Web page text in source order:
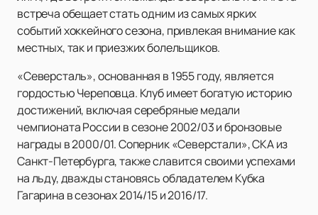
встреча обещает стать одним из самых ярких
событий хоккейного сезона, привлекая внимание как
местных, так и приезжих болельщиков.
«Северсталь», основанная в 1955 году, является
гордостью Череповца. Клуб имеет богатую историю
достижений, включая серебряные медали
чемпионата России в сезоне 2002/03 и бронзовые
награды в 2000/01. Соперник «Северстали», СКА из
Санкт-Петербурга, также славится своими успехами
на льду, дважды становясь обладателем Кубка
Гагарина в сезонах 2014/15 и 2016/17.